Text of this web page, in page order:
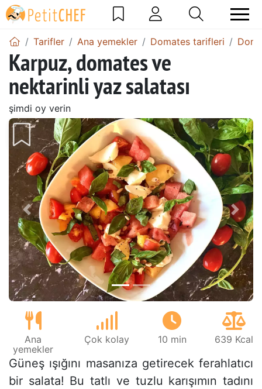
Tarifler Ana yemekler Domates tarifleri
Karpuz, domates ve
nektarinli yaz salatası
şimdi oy verin
Önceki
Ana
yemekler
Çok kolay 10 min 639 Kcal
Güneş ışığını masanıza getirecek ferahlatıcı
bir salata! Bu tatlı ve tuzlu karışımın tadını